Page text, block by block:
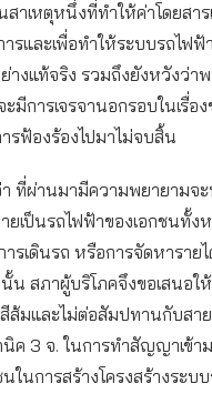
สาเหตุหนึ่งที่ทำให้ค่าโดยสา
ารและเพื่อทำให้ระบบรถไฟฟ้
างแท้จริง รวมถึงยังหวังว่าพ
ะมีการเจรจานอกรอบในเรื่อ
รฟ้องร้องไปมาไม่จบสิ้น
ที่ผ่านมามีความพยายามจะ
ยเป็นรถไฟฟ้าของเอกชนทั้ง
ารเดินรถ หรือการจัดหาราย
สภาผู้บริโภคจึงขอเสนอให้
ส้มและไม่ต่อสัมปทานกับสาย
นิค 3 จ. ในการทำสัญญาเข้าม
นในการสร้างโครงสร้างระบ